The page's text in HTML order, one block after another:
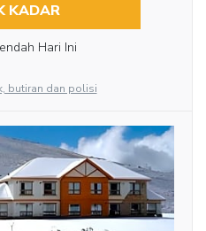
KADAR
Hari Ini
butiran dan polisi